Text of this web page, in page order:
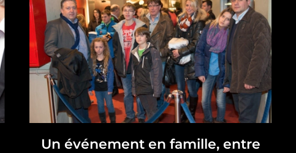
Un événement en famille, entre